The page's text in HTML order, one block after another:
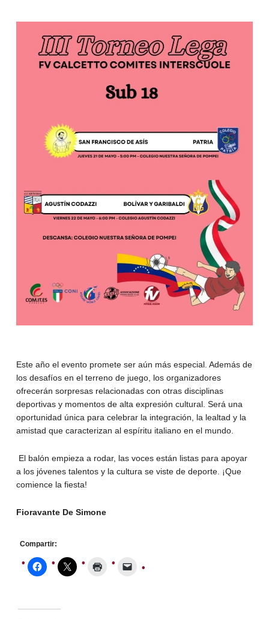
Este año el evento promete ser aún más especial. Además de
los desafíos en el terreno de juego, los organizadores
ofrecerán sorpresas relacionadas con otras disciplinas
deportivas y momentos de alta expresión cultural. Será una
oportunidad única para celebrar la integración, la lealtad y la
amistad que caracterizan al espíritu italiano en el mundo.
El balón empieza a rodar, las voces están listas para apoyar
a los jóvenes talentos y la cultura se viste de deporte. ¡Que
comience la fiesta!
Fioravante De Simone
Compartir: